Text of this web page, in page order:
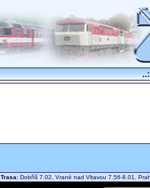
Trasa: Dobříš 7.02, Vrané nad Vltavou 7.56-8.01,